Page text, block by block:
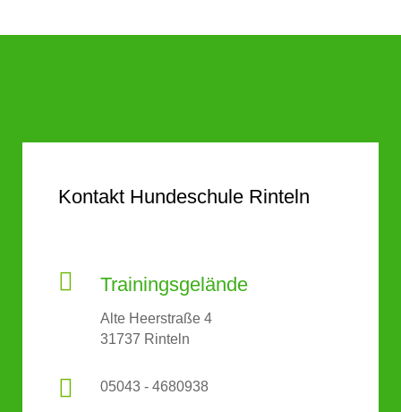
Kontakt Hundeschule Rinteln
 Trainingsgelände
Alte Heerstraße 4
31737 Rinteln
 05043 - 4680938